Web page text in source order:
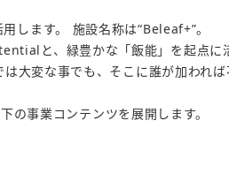
します。 施設名称は“Beleaf+”。
と、緑豊かな「飯能」を起点に
大変な事でも、そこに誰が加われば
の事業コンテンツを展開します。